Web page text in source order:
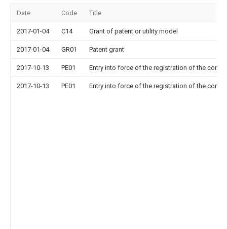
Date Code Title
2017-01-04 C14 Grant of patent or utility model
2017-01-04 GR01 Patent grant
2017-10-13 PE01 Entry into force of the registration of the
2017-10-13 PE01 Entry into force of the registration of the